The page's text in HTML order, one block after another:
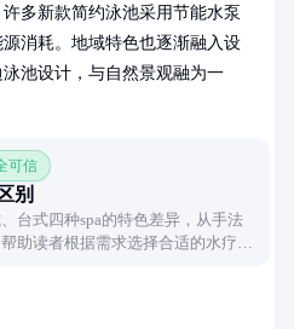
多新款简约泳池采用节能水泵
消耗。地域特色也逐渐融入设
池设计，与自然景观融为一
可信
别
台式四种spa的特色差异，从手法
助读者根据需求选择合适的水疗体